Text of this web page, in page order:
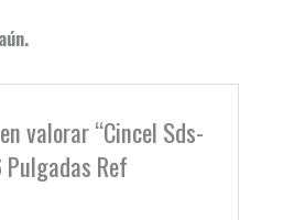
valorar “Cincel Sds-
Ref